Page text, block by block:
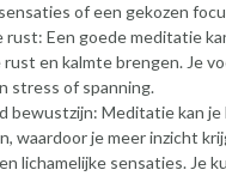
of een gekozen
rust: Een goede meditatie
rust en kalmte brengen. Je
stress of spanning.
bewustzijn: Meditatie kan je
waardoor je meer inzicht
lichamelijke sensaties. Je